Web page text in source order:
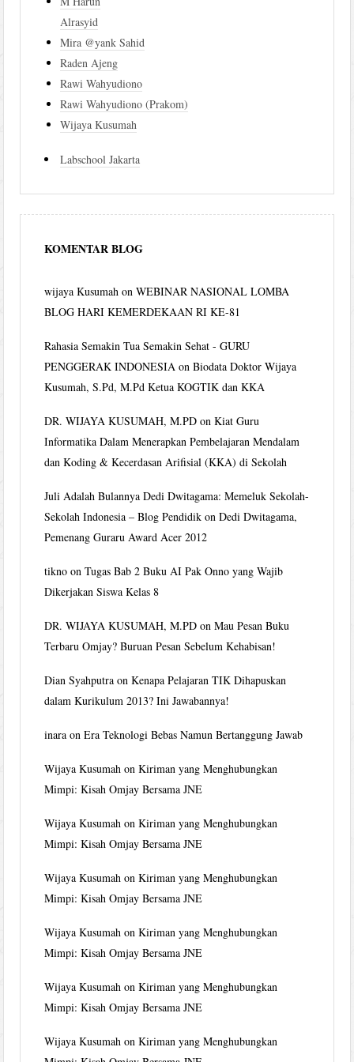
Alrasyid
Mira @yank Sahid
Raden Ajeng
Rawi Wahyudiono
Rawi Wahyudiono (Prakom)
Wijaya Kusumah
Labschool Jakarta
KOMENTAR BLOG
wijaya Kusumah onWEBINAR NASIONAL LOMBA
BLOG HARI KEMERDEKAAN RI KE-81
Rahasia Semakin Tua Semakin Sehat - GURU
PENGGERAK INDONESIA onBiodata Doktor Wijaya
Kusumah, S.Pd, M.Pd Ketua KOGTIK dan KKA
DR. WIJAYA KUSUMAH, M.PD onKiat Guru
Informatika Dalam Menerapkan Pembelajaran Mendalam
dan Koding & Kecerdasan Arifisial (KKA) di Sekolah
Juli Adalah Bulannya Dedi Dwitagama: Memeluk Sekolah-
Sekolah Indonesia – Blog Pendidik onDedi Dwitagama,
Pemenang Guraru Award Acer 2012
tikno onTugas Bab 2 Buku AI Pak Onno yang Wajib
Dikerjakan Siswa Kelas 8
DR. WIJAYA KUSUMAH, M.PD onMau Pesan Buku
Terbaru Omjay? Buruan Pesan Sebelum Kehabisan!
Dian Syahputra onKenapa Pelajaran TIK Dihapuskan
dalam Kurikulum 2013? Ini Jawabannya!
inara onEra Teknologi Bebas Namun Bertanggung Jawab
Wijaya Kusumah onKiriman yang Menghubungkan
Mimpi: Kisah Omjay Bersama JNE
Wijaya Kusumah onKiriman yang Menghubungkan
Mimpi: Kisah Omjay Bersama JNE
Wijaya Kusumah onKiriman yang Menghubungkan
Mimpi: Kisah Omjay Bersama JNE
Wijaya Kusumah onKiriman yang Menghubungkan
Mimpi: Kisah Omjay Bersama JNE
Wijaya Kusumah onKiriman yang Menghubungkan
Mimpi: Kisah Omjay Bersama JNE
Wijaya Kusumah onKiriman yang Menghubungkan